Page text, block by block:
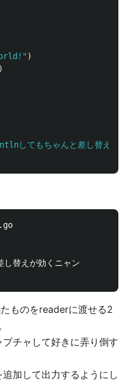
)
)
してもちゃんと差し替えが
ものをreaderに渡せる2
チャして好きに弄り倒す
加して出力するようにし